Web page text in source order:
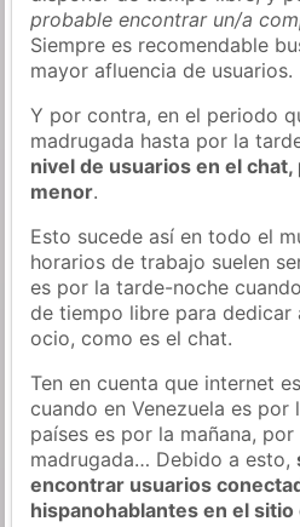
probable encontrar un/a
Siempre es recomendable
mayor afluencia de usuarios.
Y por contra, en el periodo
madrugada hasta por la
nivel de usuarios en el
menor.
Esto sucede así en todo el
horarios de trabajo suelen
es por la tarde-noche
de tiempo libre para dedicar
ocio, como es el chat.
Ten en cuenta que internet
cuando en Venezuela es
países es por la mañana,
madrugada… Debido a esto,
encontrar usuarios
hispanohablantes en el